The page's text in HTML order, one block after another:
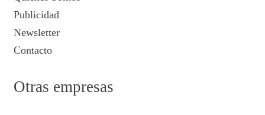
Publicidad
Newsletter
Contacto
Otras empresas